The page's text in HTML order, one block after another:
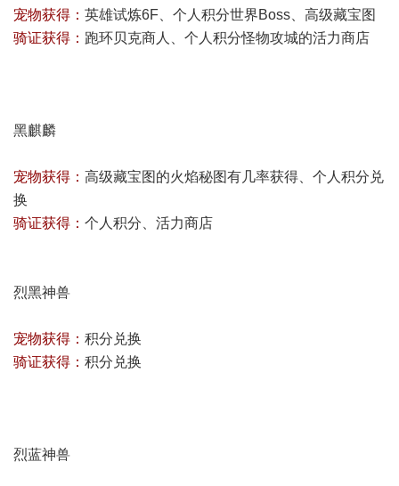
宠物获得： 英雄试炼6F、个人积分世界Boss、高级藏宝图
骑证获得： 跑环贝克商人、个人积分怪物攻城的活力商店
黑麒麟
宠物获得： 高级藏宝图的火焰秘图有几率获得、个人积分兑
换
骑证获得： 个人积分、活力商店
烈黑神兽
宠物获得： 积分兑换
骑证获得： 积分兑换
烈蓝神兽